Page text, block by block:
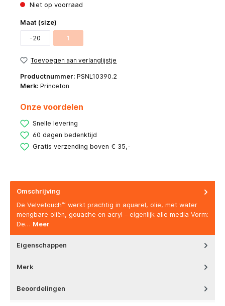
Niet op voorraad
Maat (size)
-20 1
Toevoegen aan verlanglijstje
Productnummer: PSNL10390.2
Merk: Princeton
Onze voordelen
Snelle levering
60 dagen bedenktijd
Gratis verzending boven € 35,-
Omschrijving
De Velvetouch™ werkt prachtig in aquarel, olie, met water
mengbare oliën, gouache en acryl – eigenlijk alle media Vorm:
De… Meer
Eigenschappen
Merk
Beoordelingen